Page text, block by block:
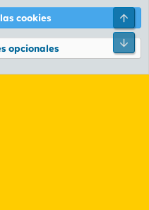
Política de privacidad Ayuda
XenForo Ltd.
cookies
opcionales
Pie